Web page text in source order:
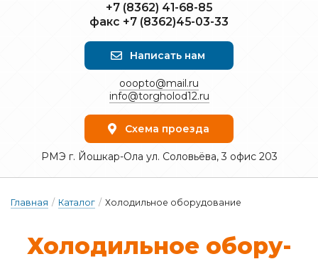
+7 (8362) 41-68-85
факс +7 (8362)45-03-33
Написать нам
ooopto@mail.ru
info@torgholod12.ru
Схема проезда
РМЭ г. Йошкар-Ола ул. Соловьёва, 3 офис 203
Главная / Каталог / Холодильное оборудование
Хо­ло­диль­ное о­бо­ру­